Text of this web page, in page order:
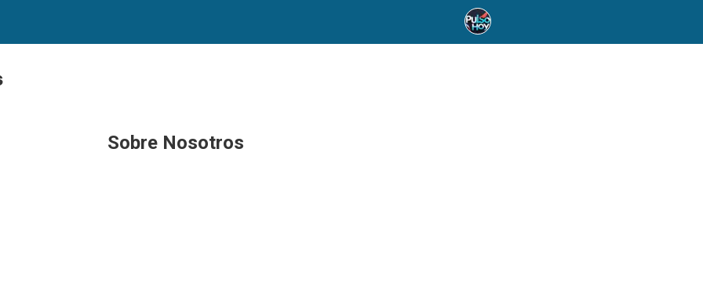
Sobre Nosotros